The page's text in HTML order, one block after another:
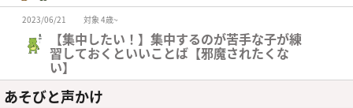
2023/06/21 対象 4歳~
【集中したい！】集中するのが苦手な子が練
習しておくといいことば【邪魔されたくな
い】
あそびと声かけ